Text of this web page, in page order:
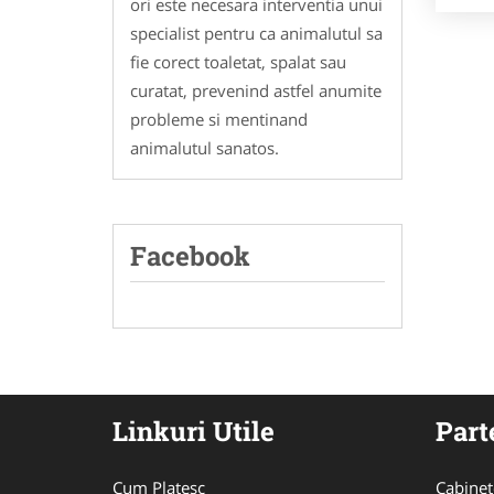
specialist pentru ca animalutul sa
fie corect toaletat, spalat sau
curatat, prevenind astfel anumite
probleme si mentinand
animalutul sanatos.
Facebook
Linkuri Utile
Cum Platesc